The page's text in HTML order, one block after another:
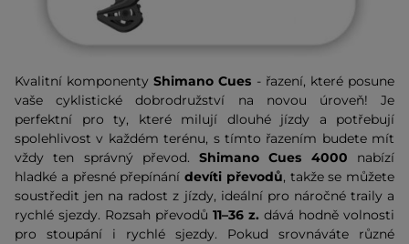
Kvalitní komponenty Shimano Cues - řazení, které posune
vaše cyklistické dobrodružství na novou úroveň! Je
perfektní pro ty, které milují dlouhé jízdy a potřebují
spolehlivost v každém terénu, s tímto řazením budete mít
vždy ten správný převod. Shimano Cues 4000 nabízí
hladké a přesné přepínání devíti převodů, takže se můžete
soustředit jen na radost z jízdy, ideální pro náročné traily a
rychlé sjezdy. Rozsah převodů 11–36 z. dává hodně volnosti
pro stoupání i rychlé sjezdy. Pokud srovnáváte různé